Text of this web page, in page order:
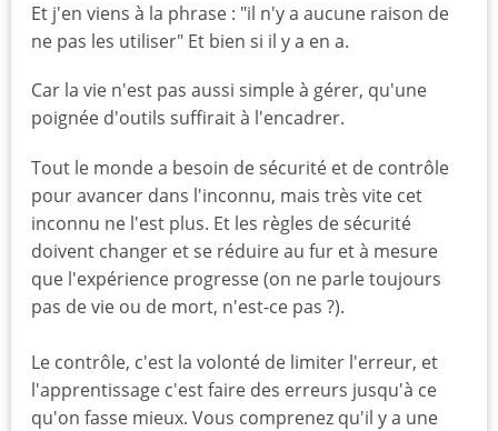
Et j'en viens à la phrase : "il n'y a aucune raison de
ne pas les utiliser" Et bien si il y a en a.
Car la vie n'est pas aussi simple à gérer, qu'une
poignée d'outils suffirait à l'encadrer.
Tout le monde a besoin de sécurité et de contrôle
pour avancer dans l'inconnu, mais très vite cet
inconnu ne l'est plus. Et les règles de sécurité
doivent changer et se réduire au fur et à mesure
que l'expérience progresse (on ne parle toujours
pas de vie ou de mort, n'est-ce pas ?).
Le contrôle, c'est la volonté de limiter l'erreur, et
l'apprentissage c'est faire des erreurs jusqu'à ce
qu'on fasse mieux. Vous comprenez qu'il y a une